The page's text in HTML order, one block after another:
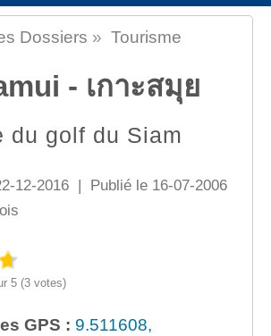
Dossiers » Tourisme
- เกาะสมุย
du golf du Siam
12-2016 | Publié le 16-07-2006
5 (3 votes)
GPS : 9.511608,